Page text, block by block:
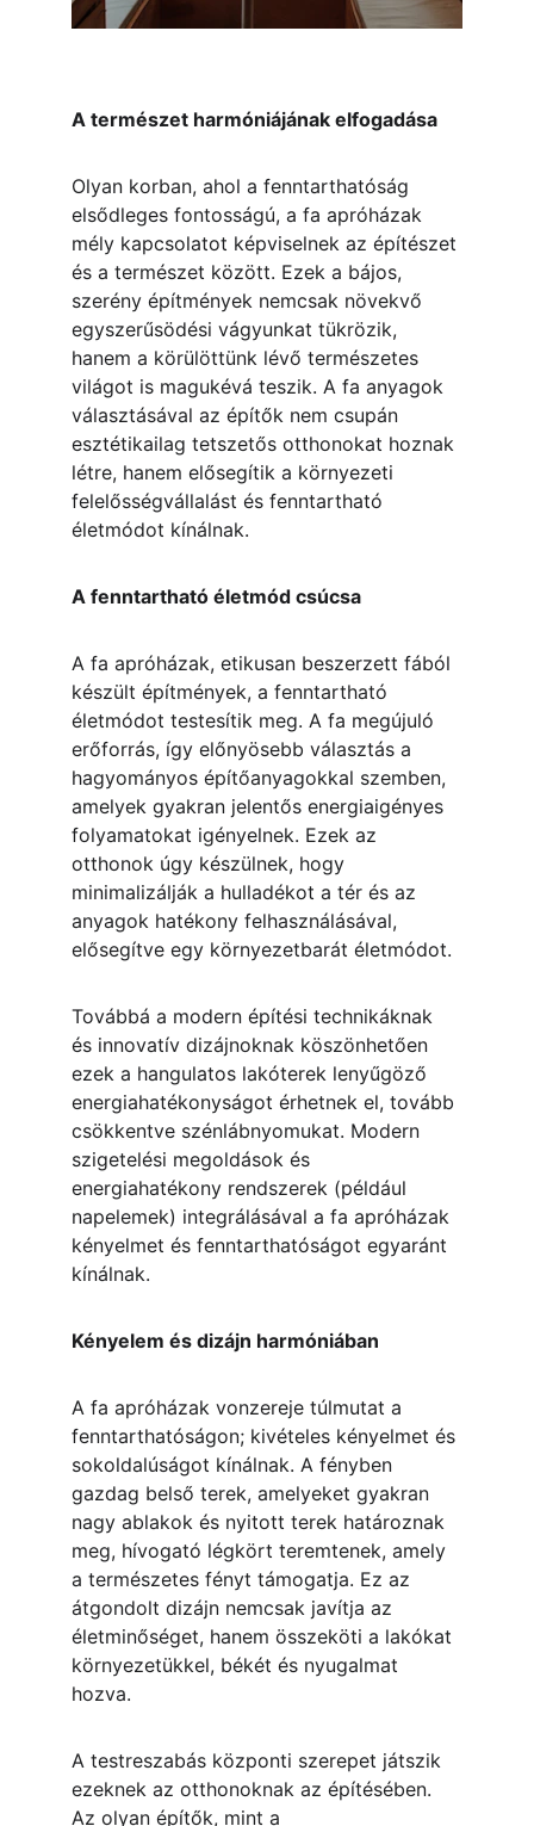
A természet harmóniájának elfogadása
Olyan korban, ahol a fenntarthatóság
elsődleges fontosságú, a fa apróházak
mély kapcsolatot képviselnek az építészet
és a természet között. Ezek a bájos,
szerény építmények nemcsak növekvő
egyszerűsödési vágyunkat tükrözik,
hanem a körülöttünk lévő természetes
világot is magukévá teszik. A fa anyagok
választásával az építők nem csupán
esztétikailag tetszetős otthonokat hoznak
létre, hanem elősegítik a környezeti
felelősségvállalást és fenntartható
életmódot kínálnak.
A fenntartható életmód csúcsa
A fa apróházak, etikusan beszerzett fából
készült építmények, a fenntartható
életmódot testesítik meg. A fa megújuló
erőforrás, így előnyösebb választás a
hagyományos építőanyagokkal szemben,
amelyek gyakran jelentős energiaigényes
folyamatokat igényelnek. Ezek az
otthonok úgy készülnek, hogy
minimalizálják a hulladékot a tér és az
anyagok hatékony felhasználásával,
elősegítve egy környezetbarát életmódot.
Továbbá a modern építési technikáknak
és innovatív dizájnoknak köszönhetően
ezek a hangulatos lakóterek lenyűgöző
energiahatékonyságot érhetnek el, tovább
csökkentve szénlábnyomukat. Modern
szigetelési megoldások és
energiahatékony rendszerek (például
napelemek) integrálásával a fa apróházak
kényelmet és fenntarthatóságot egyaránt
kínálnak.
Kényelem és dizájn harmóniában
A fa apróházak vonzereje túlmutat a
fenntarthatóságon; kivételes kényelmet és
sokoldalúságot kínálnak. A fényben
gazdag belső terek, amelyeket gyakran
nagy ablakok és nyitott terek határoznak
meg, hívogató légkört teremtenek, amely
a természetes fényt támogatja. Ez az
átgondolt dizájn nemcsak javítja az
életminőséget, hanem összeköti a lakókat
környezetükkel, békét és nyugalmat
hozva.
A testreszabás központi szerepet játszik
ezeknek az otthonoknak az építésében.
Az olyan építők, mint a